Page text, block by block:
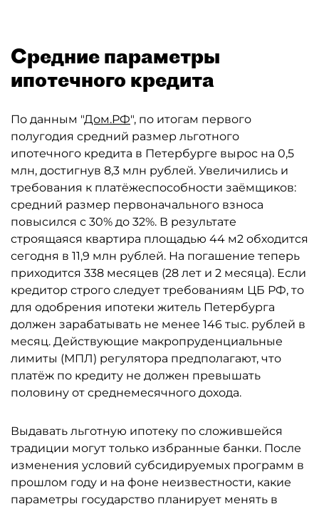
Средние параметры
ипотечного кредита
По данным "Дом.РФ", по итогам первого
полугодия средний размер льготного
ипотечного кредита в Петербурге вырос на 0,5
млн, достигнув 8,3 млн рублей. Увеличились и
требования к платёжеспособности заёмщиков:
средний размер первоначального взноса
повысился с 30% до 32%. В результате
строящаяся квартира площадью 44 м2 обходится
сегодня в 11,9 млн рублей. На погашение теперь
приходится 338 месяцев (28 лет и 2 месяца). Если
кредитор строго следует требованиям ЦБ РФ, то
для одобрения ипотеки житель Петербурга
должен зарабатывать не менее 146 тыс. рублей в
месяц. Действующие макропруденциальные
лимиты (МПЛ) регулятора предполагают, что
платёж по кредиту не должен превышать
половину от среднемесячного дохода.
Выдавать льготную ипотеку по сложившейся
традиции могут только избранные банки. После
изменения условий субсидируемых программ в
прошлом году и на фоне неизвестности, какие
параметры государство планирует менять в